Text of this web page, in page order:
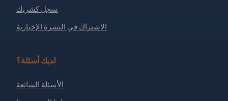
سجل كشريك
الاشتراك في النشرة الإخبارية
لديك أسئلة؟
الأسئلة الشائعة